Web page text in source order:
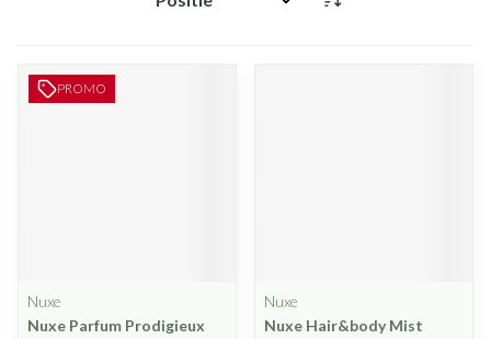
Sorteer op:
PROMO
Nuxe
Nuxe Parfum Prodigieux
Nuxe
Nuxe Hair&body Mist